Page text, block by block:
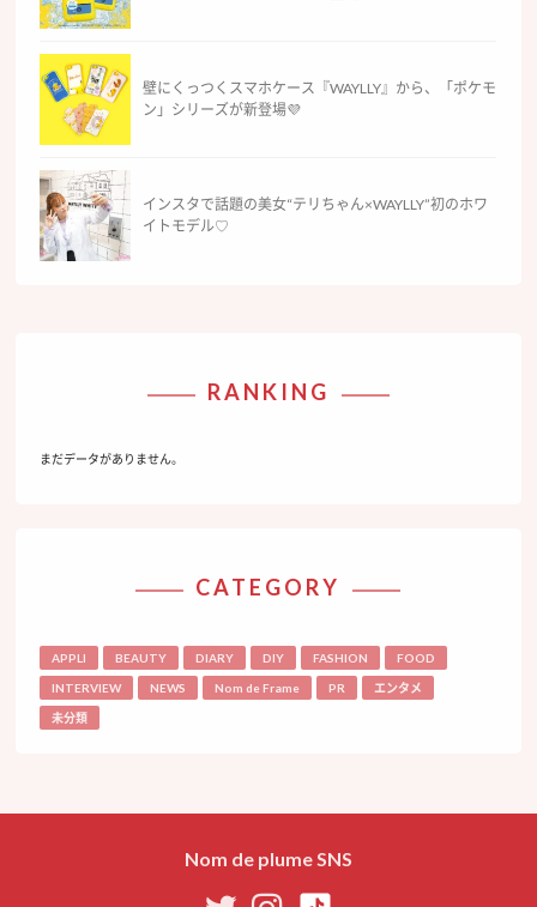
壁にくっつくスマホケース『WAYLLY』から、「ポケモ
ン」シリーズが新登場💜
インスタで話題の美女“テリちゃん×WAYLLY”初のホワ
イトモデル♡
RANKING
まだデータがありません。
CATEGORY
APPLI BEAUTY DIARY DIY FASHION FOOD
INTERVIEW NEWS Nom de Frame PR エンタメ
未分類
Nom de plume SNS